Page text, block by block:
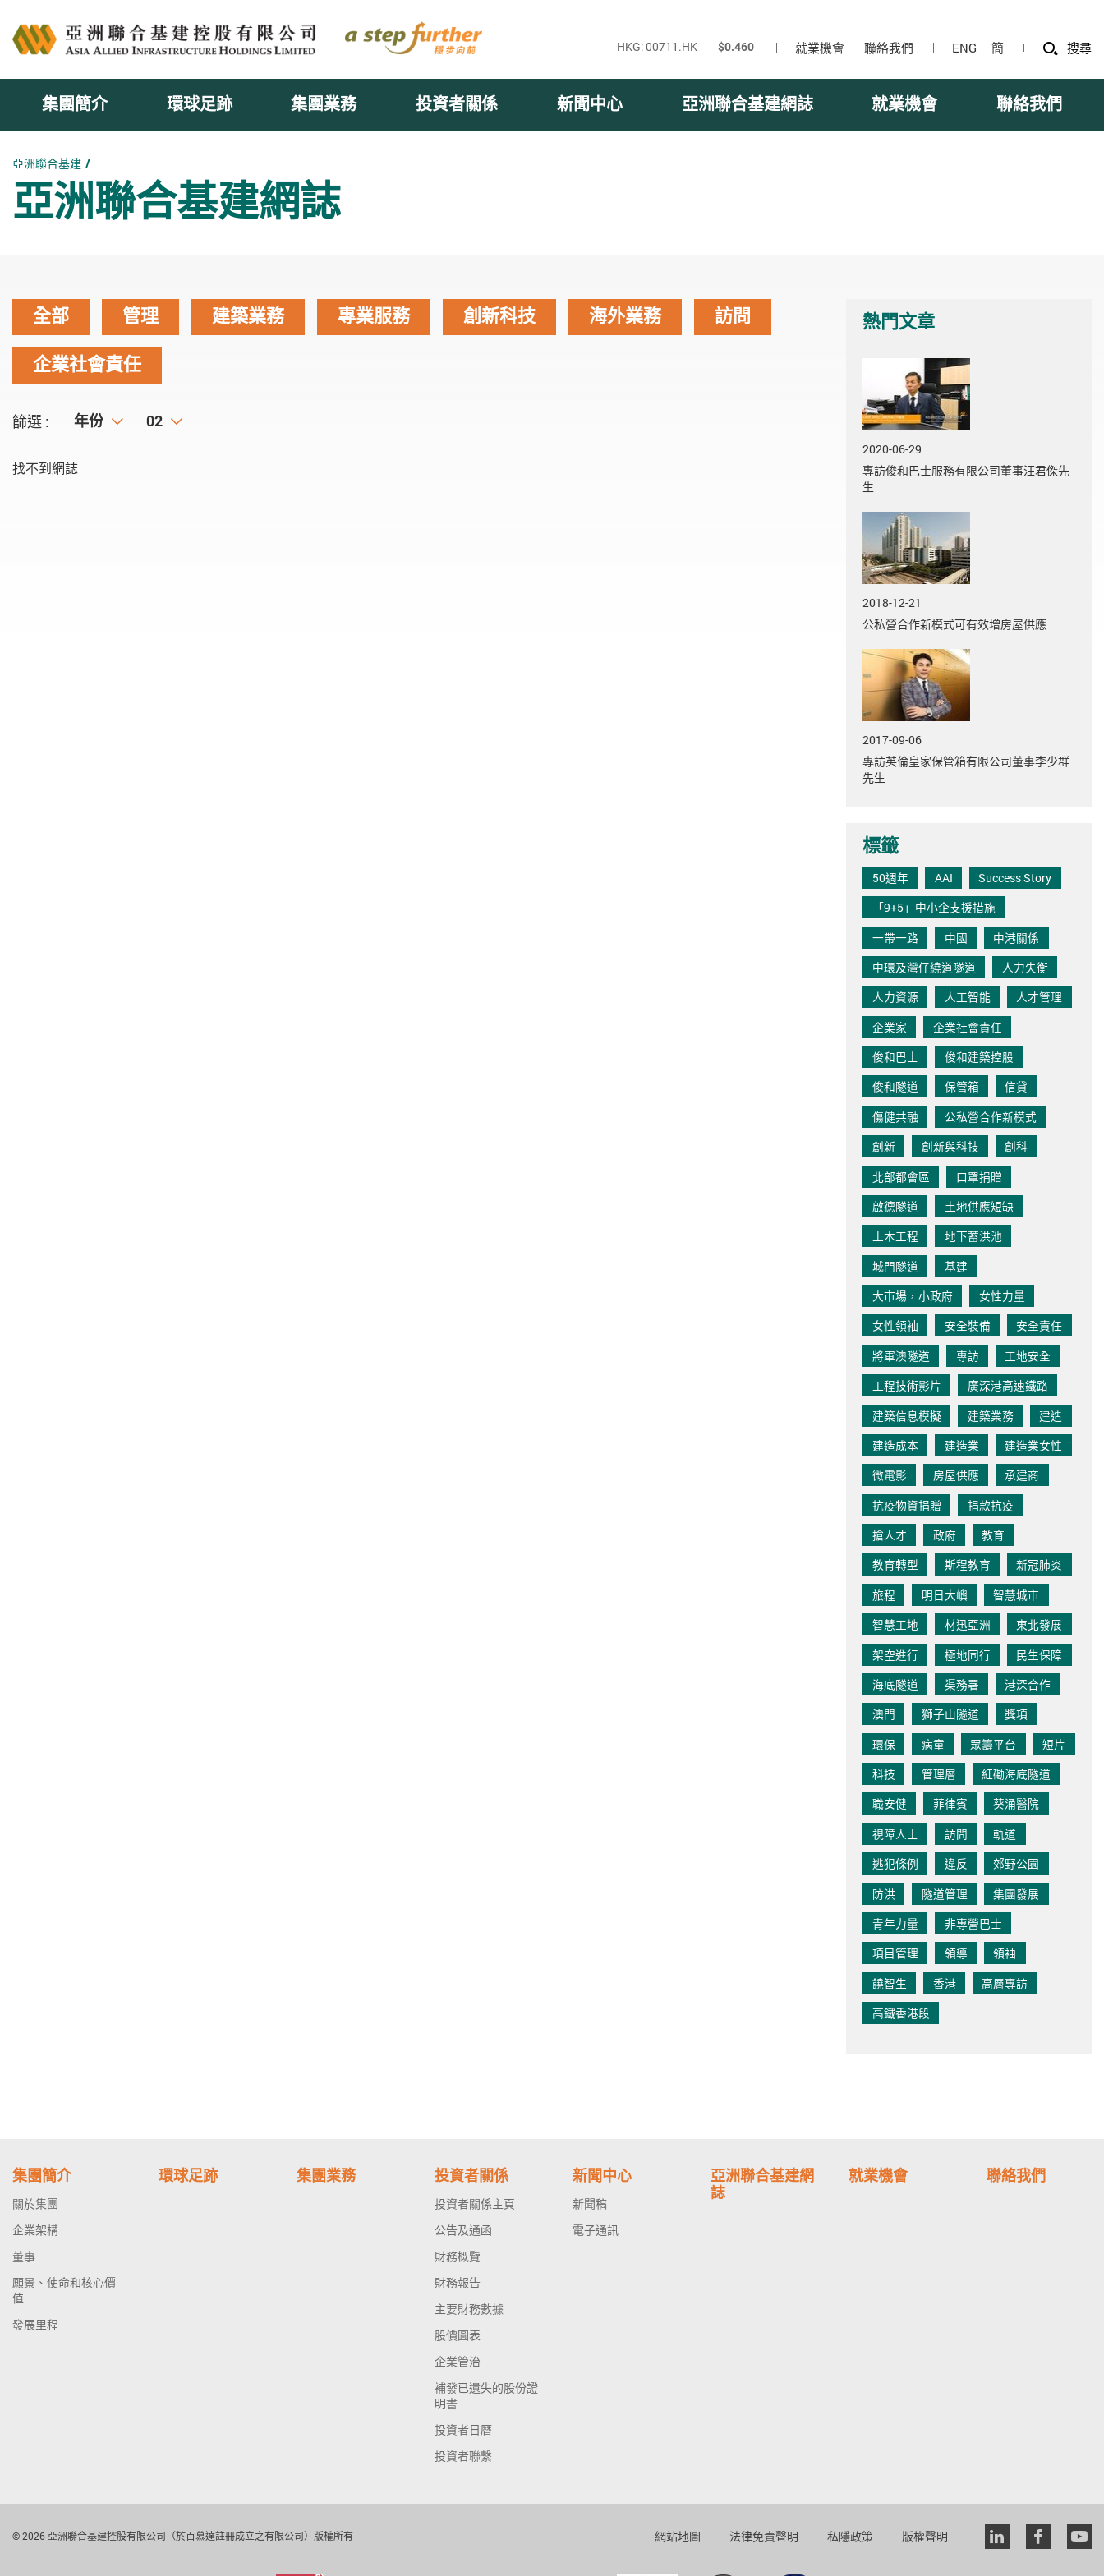
就業機會 聯絡我們 ENG 簡 搜尋
集團簡介 環球足跡 集團業務 投資者關係 新聞中心 亞洲聯合基建網誌 就業機會 聯絡我們
亞洲聯合基建
亞洲聯合基建網誌
全部 管理 建築業務 專業服務 創新科技 海外業務
訪問
企業社會責任
篩選 : 年份
年份 月份
02
找不到網誌
熱門文章
2020-06-29
專訪俊和巴士服務有限公司董事汪君傑先
生
2018-12-21
公私營合作新模式可有效增房屋供應
2017-09-06
專訪英倫皇家保管箱有限公司董事李少群
先生
標籤
50週年 AAI
Success Story
「9+5」中小企支援措施
一帶一路
中國
中港關係
中環及灣仔繞道隧道
人力失衡
人力資源
人工智能
人才管理
企業家
企業社會責任
俊和巴士
俊和建築控股
俊和隧道
保管箱
信貸
傷健共融
公私營合作新模式
創新
創新與科技
創科
北部都會區
口罩捐贈
啟德隧道
土地供應短缺
土木工程
地下蓄洪池
城門隧道
基建
大市場，小政府
女性力量
女性領袖
安全裝備
安全責任
將軍澳隧道
專訪
工地安全
工程技術影片
廣深港高速鐵路
建築信息模擬
建築業務
建造
建造成本
建造業
建造業女性
微電影
房屋供應
承建商
抗疫物資捐贈
捐款抗疫
搶人才
政府
教育
教育轉型
斯程教育
新冠肺炎
旅程
明日大嶼
智慧城市
智慧工地
材迅亞洲
東北發展
架空進行
極地同行
民生保障
海底隧道
渠務署
港深合作
澳門
獅子山隧道
獎項
環保
病童 眾籌平台
短片
科技
管理層
紅磡海底隧道
職安健
菲律賓
葵涌醫院
視障人士
訪問
軌道
逃犯條例
違反
郊野公園
防洪
隧道管理
集團發展
青年力量
非專營巴士
項目管理
領導
領袖
饒智生
香港
高層專訪
高鐵香港段
集團簡介
關於集團
企業架構
董事
願景、使命和核心價
值
發展里程
環球足跡 集團業務 投資者關係
投資者關係主頁
公告及通函
財務概覽
財務報告
主要財務數據
股價圖表
企業管治
補發已遺失的股份證
明書
投資者日曆
投資者聯繫
新聞中心
新聞稿
電子通訊
亞洲聯合基建網
誌
就業機會 聯絡我們
網站地圖 法律免責聲明 私隱政策 版權聲明 Linkedin
© 2026 亞洲聯合基建控股有限公司（於百慕達註冊成立之有限公司）版權所有